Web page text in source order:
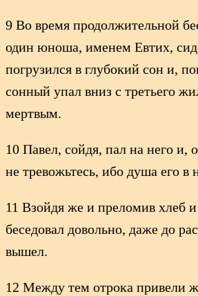
9 Во время продолжительной
один юноша, именем Евтих,
погрузился в глубокий сон и,
сонный упал вниз с третьего
мертвым.
10 Павел, сойдя, пал на него и,
не тревожьтесь, ибо душа его в
11 Взойдя же и преломив хлеб и
беседовал довольно, даже до
вышел.
12 Между тем отрока привели